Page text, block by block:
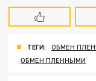
ТЕГИ: ОБМЕН
ОБМЕН ПЛЕННЫМИ